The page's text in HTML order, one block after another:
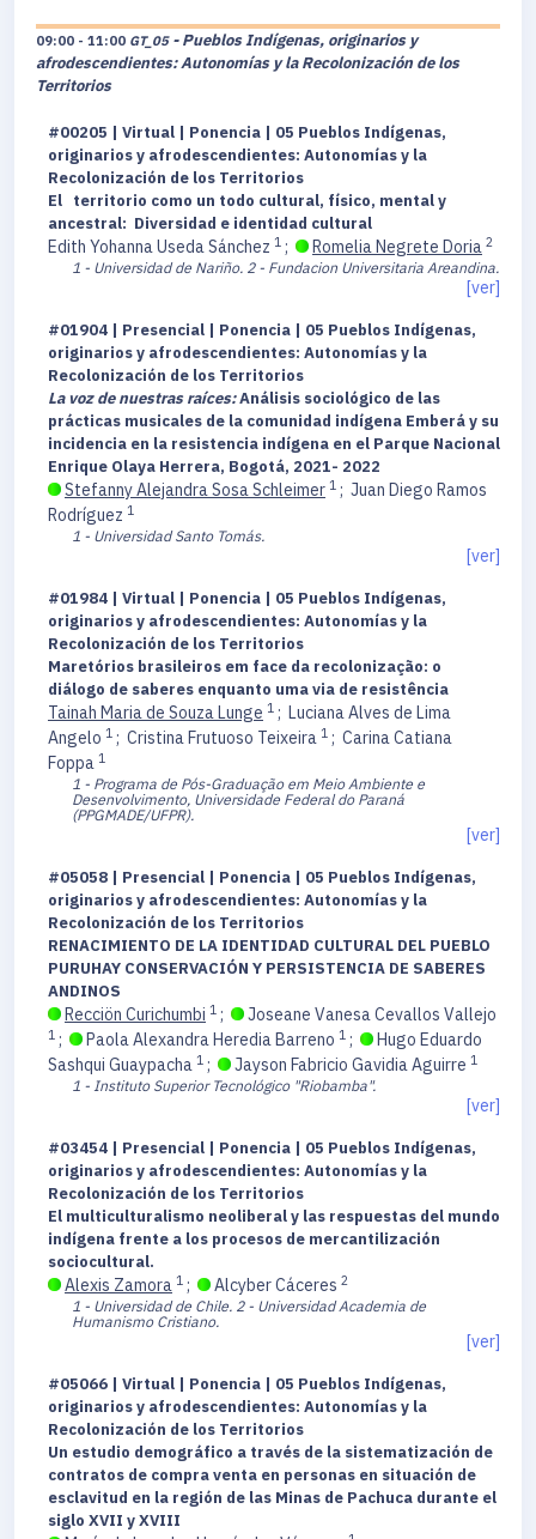
09:00 - 11:00 GT_05 - Pueblos Indígenas, originarios y
afrodescendientes: Autonomías y la Recolonización de los
Territorios
#00205 | Virtual | Ponencia | 05 Pueblos Indígenas,
originarios y afrodescendientes: Autonomías y la
Recolonización de los Territorios
El territorio como un todo cultural, físico, mental y
ancestral: Diversidad e identidad cultural
Edith Yohanna Useda Sánchez 1 ; Romelia Negrete Doria 2
1 - Universidad de Nariño. 2 - Fundacion Universitaria Areandina.
[ver]
#01904 | Presencial | Ponencia | 05 Pueblos Indígenas,
originarios y afrodescendientes: Autonomías y la
Recolonización de los Territorios
La voz de nuestras raíces:Análisis sociológico de las
prácticas musicales de la comunidad indígena Emberá y su
incidencia en la resistencia indígena en el Parque Nacional
Enrique Olaya Herrera, Bogotá, 2021- 2022
Stefanny Alejandra Sosa Schleimer 1 ; Juan Diego Ramos
Rodríguez 1
1 - Universidad Santo Tomás.
[ver]
#01984 | Virtual | Ponencia | 05 Pueblos Indígenas,
originarios y afrodescendientes: Autonomías y la
Recolonización de los Territorios
Maretórios brasileiros em face da recolonização: o
diálogo de saberes enquanto uma via de resistência
Tainah Maria de Souza Lunge 1 ; Luciana Alves de Lima
Angelo 1 ; Cristina Frutuoso Teixeira 1 ; Carina Catiana
Foppa 1
1 - Programa de Pós-Graduação em Meio Ambiente e
Desenvolvimento, Universidade Federal do Paraná
(PPGMADE/UFPR).
[ver]
#05058 | Presencial | Ponencia | 05 Pueblos Indígenas,
originarios y afrodescendientes: Autonomías y la
Recolonización de los Territorios
RENACIMIENTO DE LA IDENTIDAD CULTURAL DEL PUEBLO
PURUHAY CONSERVACIÓN Y PERSISTENCIA DE SABERES
ANDINOS
Recciön Curichumbi 1 ; Joseane Vanesa Cevallos Vallejo
1 ; Paola Alexandra Heredia Barreno 1 ;
Hugo Eduardo
Sashqui Guaypacha 1 ; Jayson Fabricio Gavidia Aguirre 1
1 - Instituto Superior Tecnológico "Riobamba".
[ver]
#03454 | Presencial | Ponencia | 05 Pueblos Indígenas,
originarios y afrodescendientes: Autonomías y la
Recolonización de los Territorios
El multiculturalismo neoliberal y las respuestas del mundo
indígena frente a los procesos de mercantilización
sociocultural.
Alexis Zamora 1 ; Alcyber Cáceres 2
1 - Universidad de Chile. 2 - Universidad Academia de
Humanismo Cristiano.
[ver]
#05066 | Virtual | Ponencia | 05 Pueblos Indígenas,
originarios y afrodescendientes: Autonomías y la
Recolonización de los Territorios
Un estudio demográfico a través de la sistematización de
contratos de compra venta en personas en situación de
esclavitud en la región de las Minas de Pachuca durante el
siglo XVII y XVIII